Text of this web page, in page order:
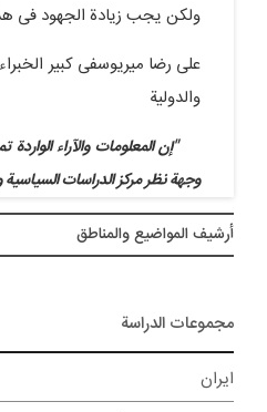
ولکن یجب زیادة الجهود فی
علی رضا میریوسفی کبیر
والدولیة
"إن المعلومات والآراء
وجهة نظر مرکز الدراسات السیاسیة
أرشيف المواضیع والمناطق
مجموعات الدراسة
ايران